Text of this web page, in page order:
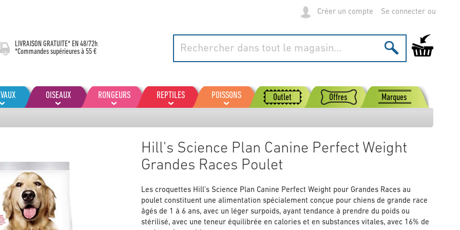
Créer un compte Se connecter
LIVRAISON GRATUITE* EN 48/72h
*Commandes supérieures à 55 €
Mon panier
OISEAUX RONGEURS REPTILES POISSONS Outlet Offres Marques
Hill's Science Plan Canine Perfect Weight
Grandes Races Poulet
Les croquettes Hill's Science Plan Canine Perfect Weight pour Grandes Races au
poulet constituent une alimentation spécialement conçue pour chiens de grande race
âgés de 1 à 6 ans, avec un léger surpoids, ayant tendance à prendre du poids ou
stérilisé, avec une teneur équilibrée en calories et en substances vitales, avec 16% de